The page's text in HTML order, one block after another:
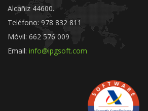
Alcañiz 44600.
Teléfono: 978 832 811
Móvil: 662 576 009
Email: info@ipgsoft.com